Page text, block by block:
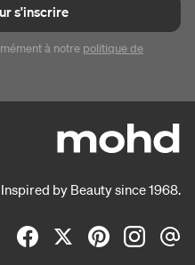
s'inscrire
à notre politique de
Inspired by Beauty since 1968.